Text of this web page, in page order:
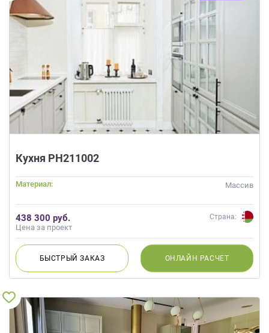
Кухня РН211002
Материал: Массив
438 300 руб.
Цена за проект
Страна:
БЫСТРЫЙЗАКАЗ ОНЛАЙН РАСЧЕТ